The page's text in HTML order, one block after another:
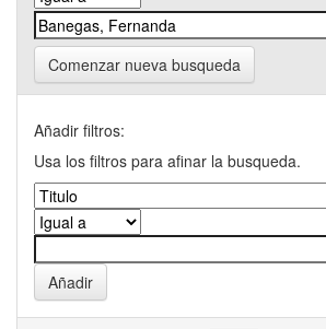
Comenzar nueva busqueda
Añadir filtros:
Usa los filtros para afinar la busqueda.